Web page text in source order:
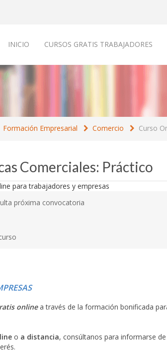
INICIO CURSOS GRATIS TRABAJADORES
Formación Empresarial Comercio Curso
Comerciales: Práctico
próxima convocatoria
onlinea través de la formación bonificada
o a distancia, consúltanos para informarse de